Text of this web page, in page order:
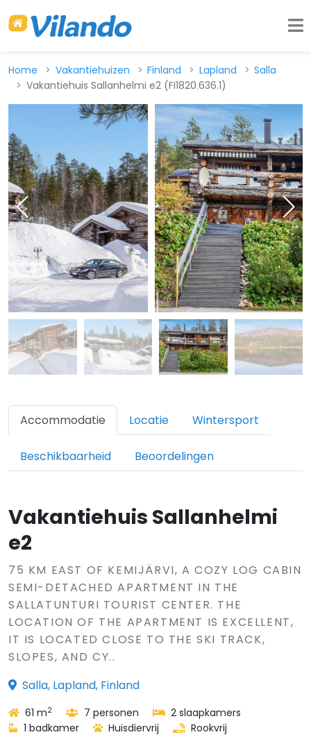
Home Vakantiehuizen Finland Lapland
Salla
Vakantiehuis Sallanhelmi e2 (FI1820.636.1)
Accommodatie Locatie Wintersport
Beschikbaarheid Beoordelingen
Vakantiehuis Sallanhelmi
e2
75 KM EAST OF KEMIJÄRVI, A COZY LOG CABIN
SEMI-DETACHED APARTMENT IN THE
SALLATUNTURI TOURIST CENTER. THE
LOCATION OF THE APARTMENT IS EXCELLENT,
IT IS LOCATED CLOSE TO THE SKI TRACK,
SLOPES, AND CY..
Salla, Lapland, Finland
61 m2 7 personen
2 slaapkamers
1 badkamer
Huisdiervrij Rookvrij